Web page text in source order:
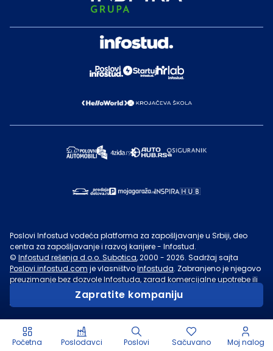
Zapratite kompaniju
Poslovi Infostud vodeća platforma za zapošljavanje u Srbiji, deo
centra za zapošljavanje i razvoj karijere - Infostud.
© Infostud rešenja d.o.o. Subotica, 2000 - 2026. Sadržaj sajta
Poslovi.infostud.com je vlasništvoInfostuda. Zabranjeno je njegovo
preuzimanje bez dozvoleInfostuda, zarad komercijalne upotrebe ili
u druge svrhe, osim za lične potrebe posetilaca sajta.
Početna Poslodavci Poslovi Sačuvano Moj nalog